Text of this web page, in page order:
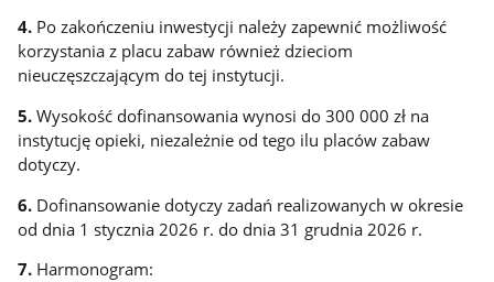
4. Po zakończeniu inwestycji należy zapewnić możliwość
korzystania z placu zabaw również dzieciom
nieuczęszczającym do tej instytucji.
5. Wysokość dofinansowania wynosi do 300 000 zł na
instytucję opieki, niezależnie od tego ilu placów zabaw
dotyczy.
6. Dofinansowanie dotyczy zadań realizowanych w okresie
od dnia 1 stycznia 2026 r. do dnia 31 grudnia 2026 r.
7. Harmonogram: